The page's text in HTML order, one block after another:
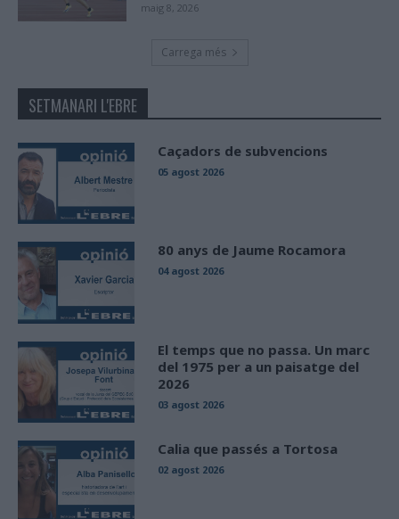
maig 8, 2026
Carrega més
SETMANARI L'EBRE
Caçadors de subvencions
05 agost 2026
80 anys de Jaume Rocamora
04 agost 2026
El temps que no passa. Un marc
del 1975 per a un paisatge del
2026
03 agost 2026
Calia que passés a Tortosa
02 agost 2026